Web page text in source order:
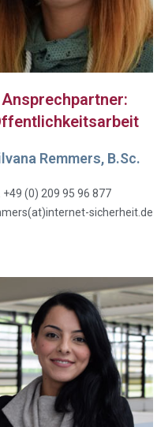
Ansprechpartner:
Remmers, B.Sc.
(0) 209 95 96 877
sicherheit.de